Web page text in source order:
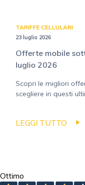
TARIFFE CELLULARI
23 luglio 2026
Offerte mobile
luglio 2026
Scopri le migliori
scegliere in questi
LEGGI TUTTO
Ottimo